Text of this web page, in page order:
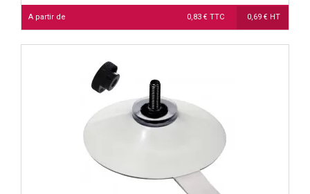
A partir de 0,83 € TTC 0,69 € HT